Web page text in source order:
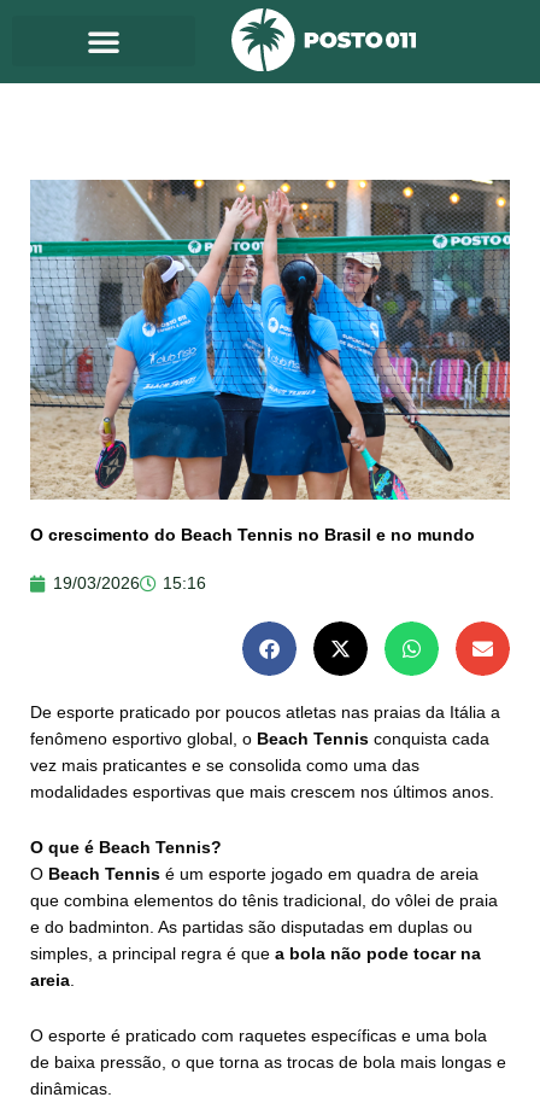
O crescimento do Beach Tennis no Brasil e no mundo
19/03/2026 15:16
De esporte praticado por poucos atletas nas praias da Itália a
fenômeno esportivo global, o Beach Tennis conquista cada
vez mais praticantes e se consolida como uma das
modalidades esportivas que mais crescem nos últimos anos.
O que é Beach Tennis?
O Beach Tennis é um esporte jogado em quadra de areia
que combina elementos do tênis tradicional, do vôlei de praia
e do badminton. As partidas são disputadas em duplas ou
simples, a principal regra é que a bola não pode tocar na
areia.
O esporte é praticado com raquetes específicas e uma bola
de baixa pressão, o que torna as trocas de bola mais longas e
dinâmicas.